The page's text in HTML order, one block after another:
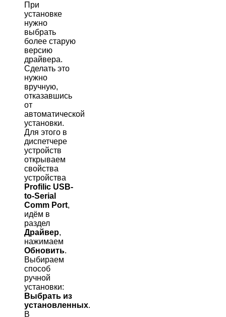
При
установке
нужно
выбрать
более старую
версию
драйвера.
Сделать это
нужно
вручную,
отказавшись
от
автоматической
установки.
Для этого в
диспетчере
устройств
открываем
свойства
устройства
Profilic USB-
to-Serial
Comm Port,
идём в
раздел
Драйвер,
нажимаем
Обновить.
Выбираем
способ
ручной
установки:
Выбрать из
установленных.
В